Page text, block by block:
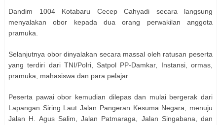
Dandim 1004 Kotabaru Cecep Cahyadi secara langsung
menyalakan obor kepada dua orang perwakilan anggota
pramuka.
Selanjutnya obor dinyalakan secara massal oleh ratusan peserta
yang terdiri dari TNI/Polri, Satpol PP-Damkar, Instansi, ormas,
pramuka, mahasiswa dan para pelajar.
Peserta pawai obor kemudian dilepas dan mulai bergerak dari
Lapangan Siring Laut Jalan Pangeran Kesuma Negara, menuju
Jalan H. Agus Salim, Jalan Patmaraga, Jalan Singabana, dan